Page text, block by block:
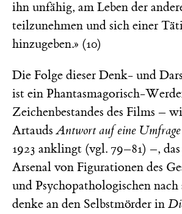
ihn unfähig, am Leben der
teilzunehmen und sich einer
hinzugeben.» (10)
Die Folge dieser Denk- und
ist ein Phantasmagorisch-
Zeichenbestandes des Films –
ArtaudsAntwort auf eine Umfrage
1923 anklingt (vgl. 79–81) –,
Arsenal von Figurationen des
und Psychopathologischen
denke an den Selbstmörder in